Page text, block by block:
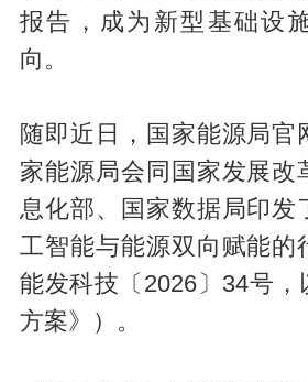
报告，成为新型基础设
向。
随即近日，国家能源局官
家能源局会同国家发展改
息化部、国家数据局印发
工智能与能源双向赋能的
能发科技〔2026〕34号，
方案》）。